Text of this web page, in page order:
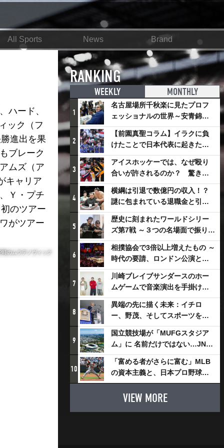
All Sports News Brand
ハード、
ック（フ
進出を果
ブレーク
ムズ（ア
キャリア
Ｙ・プチ
のツアー
がツアー
時のムラデノヴィック
RANKING
WEEKLY MONTHLY
1
名古屋場所千秋楽に見たプロフ
ェッショナルの世界～安青錦の
優勝を巡るさまざまなドラマ
2
【前園真聖コラム】イラクに負
けたことで日本代表に起きたプ
ラスとは
3
アイスホッケーでは、なぜ殴り
合いが許されるのか？ 驚きの
「ファイティング」ルールにつ
いて
4
横綱は引退で数億円の収入！？
謎に包まれている退職金と引退
相撲興行
5
歴史に刻まれたワールドシリー
ズ第7戦 ～３つの名場面で振り返
る～
6
相撲協会で3倍以上増えたもの ～
時代の要請、ロンドン公演と古
式大相撲
7
川崎ブレイブサンダースのホー
ムゲームで音楽演出を手掛ける
スチャダラパーが川崎新！アリ
ーナシティ・プロジェクトを語
る 「楽しみでしかないでしょ。
川崎は、ずっと成長曲線だか
ら」
8
異端の先に描く未来：イチロ
ー、野茂、そしてスポーツを支
える科学界の挑戦
9
国立競技場が「MUFGスタジア
ム」に 名前だけではない…JNSE
とMUFGが“共創”し描く地域活
性化・社会価値創造の近未来図
とは
10
「富める者がさらに富む」MLB
の資本主義と、日本プロ野球が
踏み出せない一歩
VIEW MORE